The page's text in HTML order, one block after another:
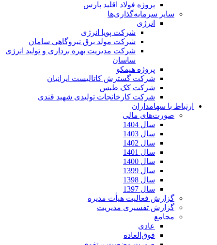
پروژه فولاد اقلید پارس
سایر سرمایه‌گذاری‌ها
انرژی
شرکت پویا انرژی
شرکت مولد برق نیروگاهی سامان
شرکت مدیریت بهره برداری و تولید انرژی
ساسان
پروژه هیمکو
شرکت گسترش کاتالیست ایرانیان
شرکت کک طبس
شرکت کارخانجات تولیدی شهید قندی
ارتباط با سهامداران
صورت‌های مالی
سال 1404
سال 1403
سال 1402
سال 1401
سال 1400
سال 1399
سال 1398
سال 1397
گزارش فعالیت هیأت مدیره
گزارش تفسیری مدیریت
مجامع
عادی
فوق‌العاده